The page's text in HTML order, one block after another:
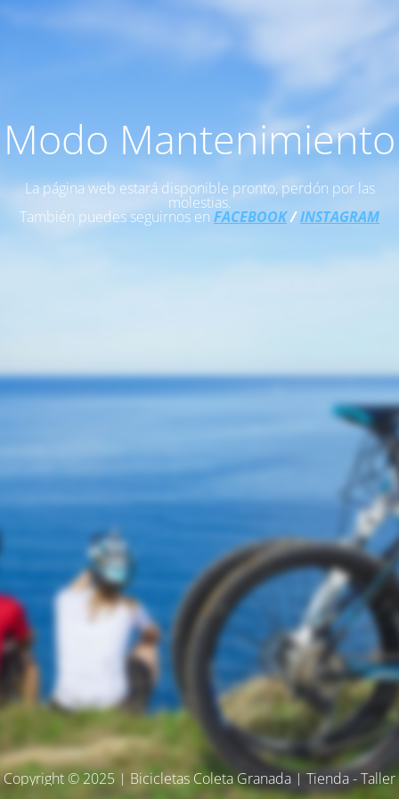
Modo Mantenimiento
La página web estará disponible pronto, perdón por las
molestias.
También puedes seguirnos en FACEBOOK/INSTAGRAM
Copyright © 2025 | Bicicletas Coleta Granada | Tienda - Taller